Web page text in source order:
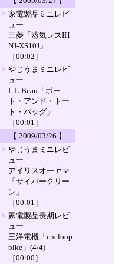
■ 家電製品ミニレビ
ュー
三菱「蒸気レスIH
NJ-XS10J」
［00:02］
■ やじうまミニレビ
ュー
L.L.Bean「ボー
ト・アンド・トー
ト・バッグ」
［00:01］
【 2009/03/26 】
■ やじうまミニレビ
ュー
アイリスオーヤマ
「サイバークリー
ン」
［00:01］
■ 家電製品長期レビ
ュー
三洋電機「eneloop
bike」(4/4)
［00:00］